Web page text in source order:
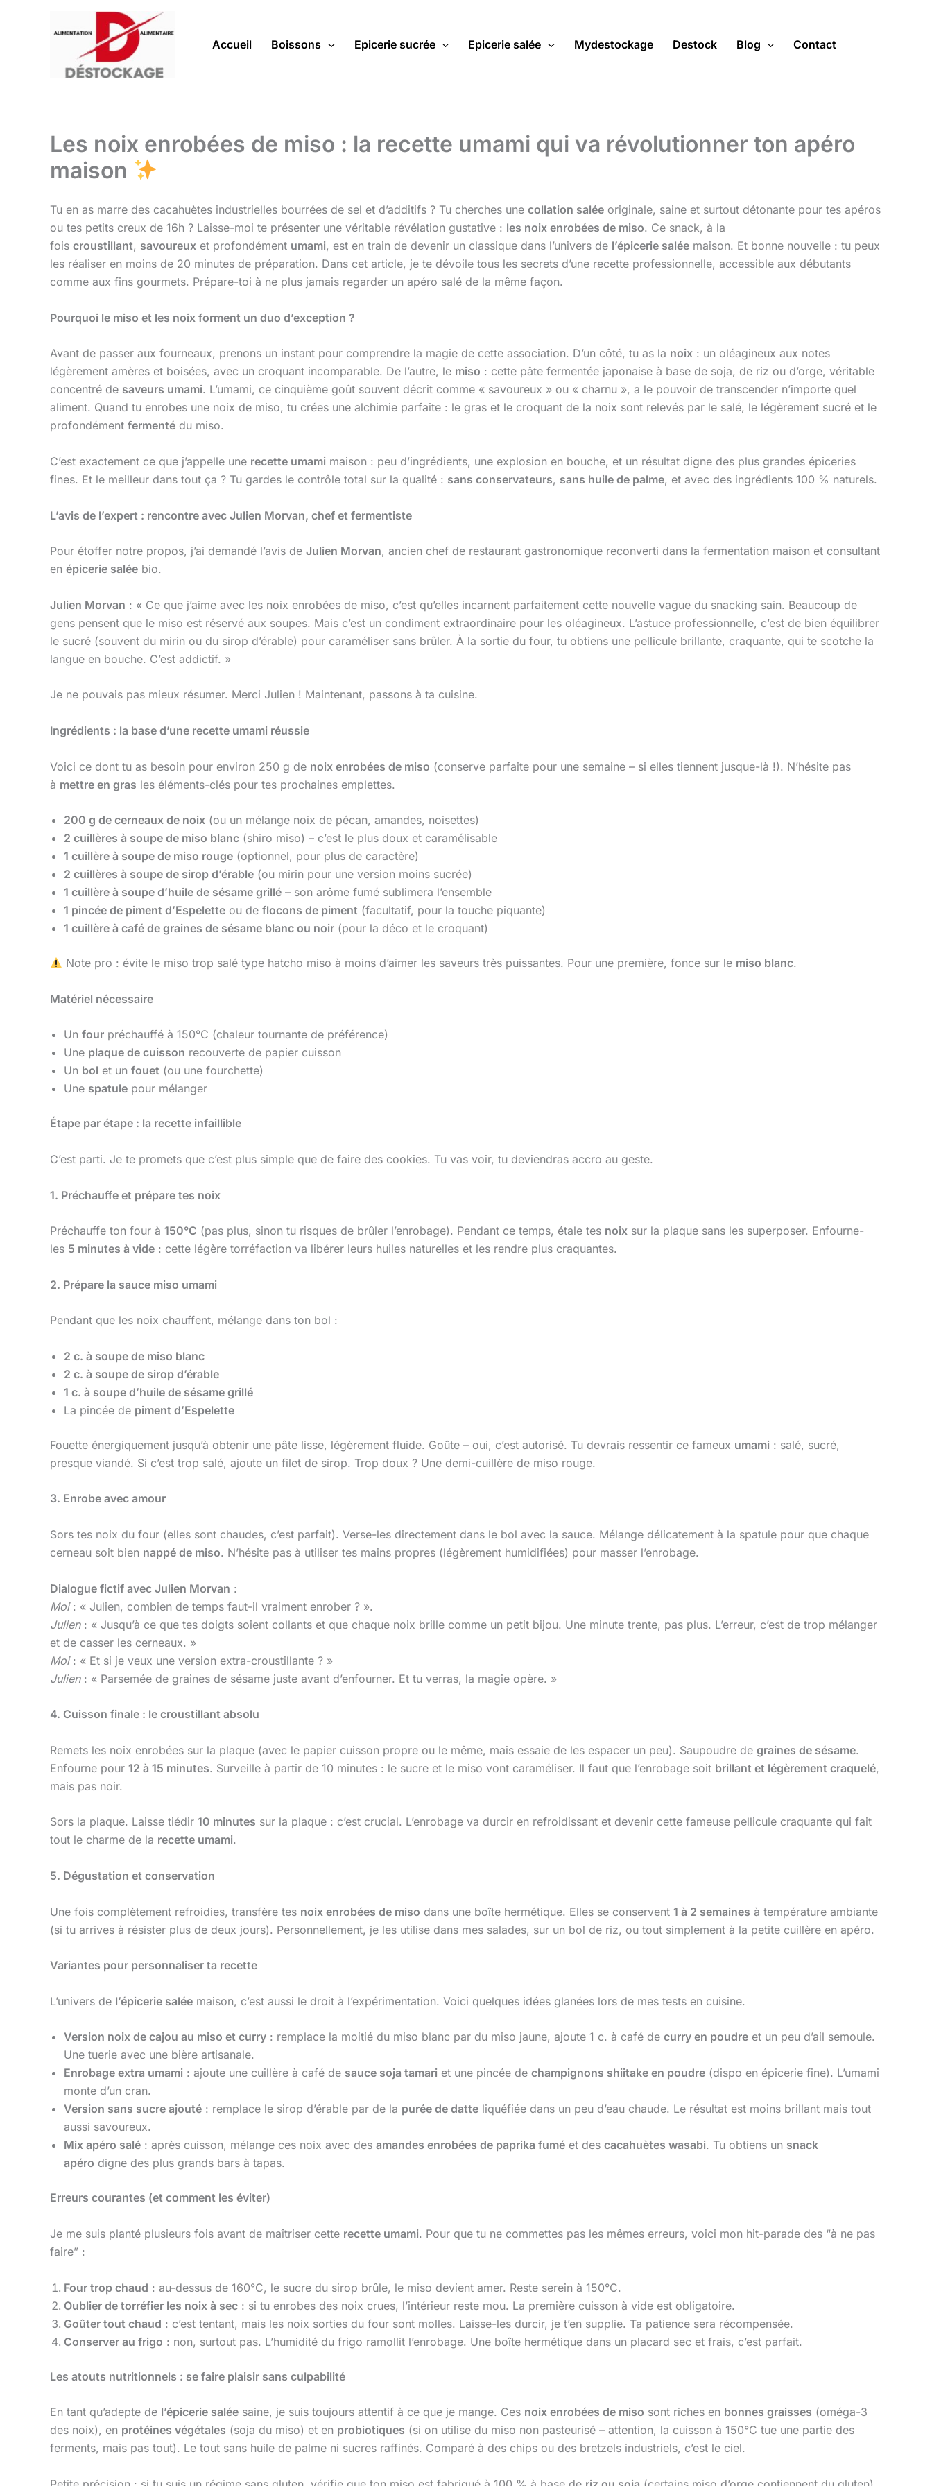
Accueil Boissons Epicerie sucrée Epicerie salée Mydestockage Destock Blog Contact
Les noix enrobées de miso : la recette umami qui va révolutionner ton apéro
maison
Tu en as marre des cacahuètes industrielles bourrées de sel et d’additifs ? Tu cherches une collation salée originale, saine et surtout détonante pour tes apéros
ou tes petits creux de 16h ? Laisse-moi te présenter une véritable révélation gustative : les noix enrobées de miso. Ce snack, à la
fois croustillant, savoureux et profondément umami, est en train de devenir un classique dans l’univers de l’épicerie salée maison. Et bonne nouvelle : tu peux
les réaliser en moins de 20 minutes de préparation. Dans cet article, je te dévoile tous les secrets d’une recette professionnelle, accessible aux débutants
comme aux fins gourmets. Prépare-toi à ne plus jamais regarder un apéro salé de la même façon.
Pourquoi le miso et les noix forment un duo d’exception ?
Avant de passer aux fourneaux, prenons un instant pour comprendre la magie de cette association. D’un côté, tu as la noix : un oléagineux aux notes
légèrement amères et boisées, avec un croquant incomparable. De l’autre, le miso : cette pâte fermentée japonaise à base de soja, de riz ou d’orge, véritable
concentré de saveurs umami. L’umami, ce cinquième goût souvent décrit comme « savoureux » ou « charnu », a le pouvoir de transcender n’importe quel
aliment. Quand tu enrobes une noix de miso, tu crées une alchimie parfaite : le gras et le croquant de la noix sont relevés par le salé, le légèrement sucré et le
profondément fermenté du miso.
C’est exactement ce que j’appelle une recette umami maison : peu d’ingrédients, une explosion en bouche, et un résultat digne des plus grandes épiceries
fines. Et le meilleur dans tout ça ? Tu gardes le contrôle total sur la qualité : sans conservateurs, sans huile de palme, et avec des ingrédients 100 % naturels.
L’avis de l’expert : rencontre avec Julien Morvan, chef et fermentiste
Pour étoffer notre propos, j’ai demandé l’avis de Julien Morvan, ancien chef de restaurant gastronomique reconverti dans la fermentation maison et consultant
en épicerie salée bio.
Julien Morvan : « Ce que j’aime avec les noix enrobées de miso, c’est qu’elles incarnent parfaitement cette nouvelle vague du snacking sain. Beaucoup de
gens pensent que le miso est réservé aux soupes. Mais c’est un condiment extraordinaire pour les oléagineux. L’astuce professionnelle, c’est de bien équilibrer
le sucré (souvent du mirin ou du sirop d’érable) pour caraméliser sans brûler. À la sortie du four, tu obtiens une pellicule brillante, craquante, qui te scotche la
langue en bouche. C’est addictif. »
Je ne pouvais pas mieux résumer. Merci Julien ! Maintenant, passons à ta cuisine.
Ingrédients : la base d’une recette umami réussie
Voici ce dont tu as besoin pour environ 250 g de noix enrobées de miso (conserve parfaite pour une semaine – si elles tiennent jusque-là !). N’hésite pas
à mettre en gras les éléments-clés pour tes prochaines emplettes.
200 g de cerneaux de noix (ou un mélange noix de pécan, amandes, noisettes)
2 cuillères à soupe de miso blanc (shiro miso) – c’est le plus doux et caramélisable
1 cuillère à soupe de miso rouge (optionnel, pour plus de caractère)
2 cuillères à soupe de sirop d’érable (ou mirin pour une version moins sucrée)
1 cuillère à soupe d’huile de sésame grillé – son arôme fumé sublimera l’ensemble
1 pincée de piment d’Espelette ou de flocons de piment (facultatif, pour la touche piquante)
1 cuillère à café de graines de sésame blanc ou noir (pour la déco et le croquant)
Note pro : évite le miso trop salé type hatcho miso à moins d’aimer les saveurs très puissantes. Pour une première, fonce sur le miso blanc.
Matériel nécessaire
Un four préchauffé à 150°C (chaleur tournante de préférence)
Une plaque de cuisson recouverte de papier cuisson
Un bol et un fouet (ou une fourchette)
Une spatule pour mélanger
Étape par étape : la recette infaillible
C’est parti. Je te promets que c’est plus simple que de faire des cookies. Tu vas voir, tu deviendras accro au geste.
1. Préchauffe et prépare tes noix
Préchauffe ton four à 150°C (pas plus, sinon tu risques de brûler l’enrobage). Pendant ce temps, étale tes noix sur la plaque sans les superposer. Enfourne-
les 5 minutes à vide : cette légère torréfaction va libérer leurs huiles naturelles et les rendre plus craquantes.
2. Prépare la sauce miso umami
Pendant que les noix chauffent, mélange dans ton bol :
2 c. à soupe de miso blanc
2 c. à soupe de sirop d’érable
1 c. à soupe d’huile de sésame grillé
La pincée de piment d’Espelette
Fouette énergiquement jusqu’à obtenir une pâte lisse, légèrement fluide. Goûte – oui, c’est autorisé. Tu devrais ressentir ce fameux umami : salé, sucré,
presque viandé. Si c’est trop salé, ajoute un filet de sirop. Trop doux ? Une demi-cuillère de miso rouge.
3. Enrobe avec amour
Sors tes noix du four (elles sont chaudes, c’est parfait). Verse-les directement dans le bol avec la sauce. Mélange délicatement à la spatule pour que chaque
cerneau soit bien nappé de miso. N’hésite pas à utiliser tes mains propres (légèrement humidifiées) pour masser l’enrobage.
Dialogue fictif avec Julien Morvan :
Moi: « Julien, combien de temps faut-il vraiment enrober ? ».
Julien: « Jusqu’à ce que tes doigts soient collants et que chaque noix brille comme un petit bijou. Une minute trente, pas plus. L’erreur, c’est de trop mélanger
et de casser les cerneaux. »
Moi: « Et si je veux une version extra-croustillante ? »
Julien: « Parsemée de graines de sésame juste avant d’enfourner. Et tu verras, la magie opère. »
4. Cuisson finale : le croustillant absolu
Remets les noix enrobées sur la plaque (avec le papier cuisson propre ou le même, mais essaie de les espacer un peu). Saupoudre de graines de sésame.
Enfourne pour 12 à 15 minutes. Surveille à partir de 10 minutes : le sucre et le miso vont caraméliser. Il faut que l’enrobage soit brillant et légèrement craquelé,
mais pas noir.
Sors la plaque. Laisse tiédir 10 minutes sur la plaque : c’est crucial. L’enrobage va durcir en refroidissant et devenir cette fameuse pellicule craquante qui fait
tout le charme de la recette umami.
5. Dégustation et conservation
Une fois complètement refroidies, transfère tes noix enrobées de miso dans une boîte hermétique. Elles se conservent 1 à 2 semaines à température ambiante
(si tu arrives à résister plus de deux jours). Personnellement, je les utilise dans mes salades, sur un bol de riz, ou tout simplement à la petite cuillère en apéro.
Variantes pour personnaliser ta recette
L’univers de l’épicerie salée maison, c’est aussi le droit à l’expérimentation. Voici quelques idées glanées lors de mes tests en cuisine.
Version noix de cajou au miso et curry : remplace la moitié du miso blanc par du miso jaune, ajoute 1 c. à café de curry en poudre et un peu d’ail semoule.
Une tuerie avec une bière artisanale.
Enrobage extra umami : ajoute une cuillère à café de sauce soja tamari et une pincée de champignons shiitake en poudre (dispo en épicerie fine). L’umami
monte d’un cran.
Version sans sucre ajouté : remplace le sirop d’érable par de la purée de datte liquéfiée dans un peu d’eau chaude. Le résultat est moins brillant mais tout
aussi savoureux.
Mix apéro salé : après cuisson, mélange ces noix avec des amandes enrobées de paprika fumé et des cacahuètes wasabi. Tu obtiens un snack
apéro digne des plus grands bars à tapas.
Erreurs courantes (et comment les éviter)
Je me suis planté plusieurs fois avant de maîtriser cette recette umami. Pour que tu ne commettes pas les mêmes erreurs, voici mon hit-parade des “à ne pas
faire” :
Four trop chaud : au-dessus de 160°C, le sucre du sirop brûle, le miso devient amer. Reste serein à 150°C.
Oublier de torréfier les noix à sec : si tu enrobes des noix crues, l’intérieur reste mou. La première cuisson à vide est obligatoire.
Goûter tout chaud : c’est tentant, mais les noix sorties du four sont molles. Laisse-les durcir, je t’en supplie. Ta patience sera récompensée.
Conserver au frigo : non, surtout pas. L’humidité du frigo ramollit l’enrobage. Une boîte hermétique dans un placard sec et frais, c’est parfait.
Les atouts nutritionnels : se faire plaisir sans culpabilité
En tant qu’adepte de l’épicerie salée saine, je suis toujours attentif à ce que je mange. Ces noix enrobées de miso sont riches en bonnes graisses (oméga-3
des noix), en protéines végétales (soja du miso) et en probiotiques (si on utilise du miso non pasteurisé – attention, la cuisson à 150°C tue une partie des
ferments, mais pas tout). Le tout sans huile de palme ni sucres raffinés. Comparé à des chips ou des bretzels industriels, c’est le ciel.